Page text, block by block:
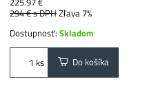
294 €s DPHZľava 7%
Dostupnosť:Skladom
ks Do košíka